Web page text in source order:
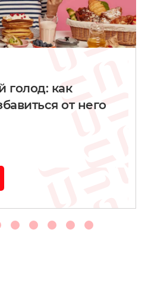
голод: как
от него